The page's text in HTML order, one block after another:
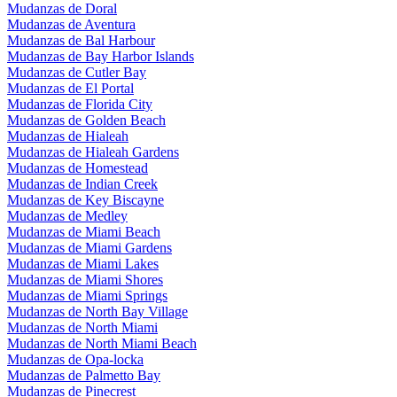
Mudanzas de Doral
Mudanzas de Aventura
Mudanzas de Bal Harbour
Mudanzas de Bay Harbor Islands
Mudanzas de Cutler Bay
Mudanzas de El Portal
Mudanzas de Florida City
Mudanzas de Golden Beach
Mudanzas de Hialeah
Mudanzas de Hialeah Gardens
Mudanzas de Homestead
Mudanzas de Indian Creek
Mudanzas de Key Biscayne
Mudanzas de Medley
Mudanzas de Miami Beach
Mudanzas de Miami Gardens
Mudanzas de Miami Lakes
Mudanzas de Miami Shores
Mudanzas de Miami Springs
Mudanzas de North Bay Village
Mudanzas de North Miami
Mudanzas de North Miami Beach
Mudanzas de Opa-locka
Mudanzas de Palmetto Bay
Mudanzas de Pinecrest